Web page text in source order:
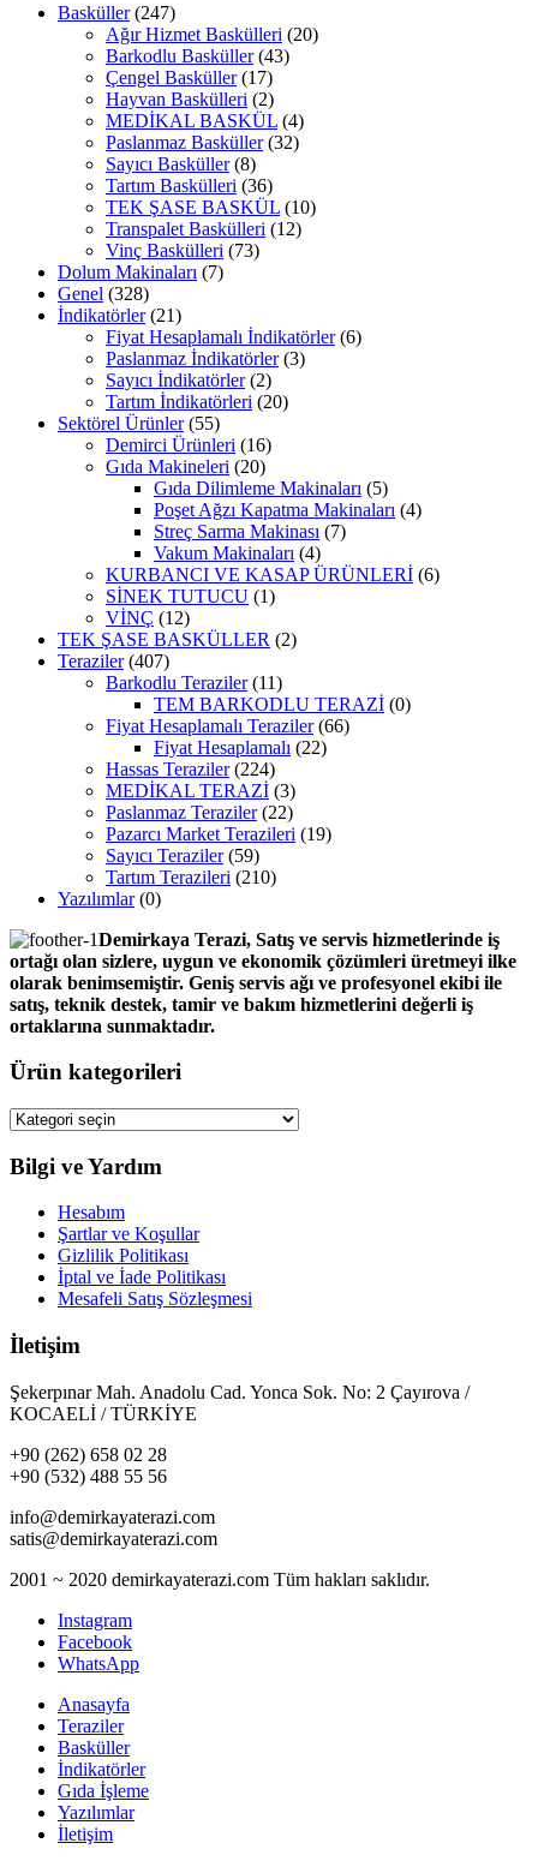
Basküller (247)
Ağır Hizmet Baskülleri (20)
Barkodlu Basküller (43)
Çengel Basküller (17)
Hayvan Baskülleri (2)
MEDİKAL BASKÜL (4)
Paslanmaz Basküller (32)
Sayıcı Basküller (8)
Tartım Baskülleri (36)
TEK ŞASE BASKÜL (10)
Transpalet Baskülleri (12)
Vinç Baskülleri (73)
Dolum Makinaları (7)
Genel (328)
İndikatörler (21)
Fiyat Hesaplamalı İndikatörler (6)
Paslanmaz İndikatörler (3)
Sayıcı İndikatörler (2)
Tartım İndikatörleri (20)
Sektörel Ürünler (55)
Demirci Ürünleri (16)
Gıda Makineleri (20)
Gıda Dilimleme Makinaları (5)
Poşet Ağzı Kapatma Makinaları (4)
Streç Sarma Makinası (7)
Vakum Makinaları (4)
KURBANCI VE KASAP ÜRÜNLERİ (6)
SİNEK TUTUCU (1)
VİNÇ (12)
TEK ŞASE BASKÜLLER (2)
Teraziler (407)
Barkodlu Teraziler (11)
TEM BARKODLU TERAZİ (0)
Fiyat Hesaplamalı Teraziler (66)
Fiyat Hesaplamalı (22)
Hassas Teraziler (224)
MEDİKAL TERAZİ (3)
Paslanmaz Teraziler (22)
Pazarcı Market Terazileri (19)
Sayıcı Teraziler (59)
Tartım Terazileri (210)
Yazılımlar (0)
Demirkaya Terazi, Satış ve servis hizmetlerinde iş
ortağı olan sizlere, uygun ve ekonomik çözümleri üretmeyi ilke
olarak benimsemiştir. Geniş servis ağı ve profesyonel ekibi ile
satış, teknik destek, tamir ve bakım hizmetlerini değerli iş
ortaklarına sunmaktadır.
Ürün kategorileri
Bilgi ve Yardım
Hesabım
Şartlar ve Koşullar
Gizlilik Politikası
İptal ve İade Politikası
Mesafeli Satış Sözleşmesi
İletişim
Şekerpınar Mah. Anadolu Cad. Yonca Sok. No: 2 Çayırova /
KOCAELİ / TÜRKİYE
+90 (262) 658 02 28
+90 (532) 488 55 56
info@demirkayaterazi.com
satis@demirkayaterazi.com
2001 ~ 2020 demirkayaterazi.com Tüm hakları saklıdır.
Instagram
Facebook
WhatsApp
Anasayfa
Teraziler
Basküller
İndikatörler
Gıda İşleme
Yazılımlar
İletişim